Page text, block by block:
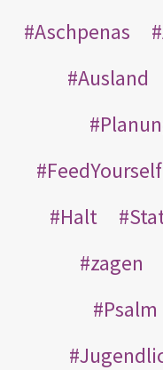
Aschpenas
Ausland
FeedYourself
Halt
zagen
Psalm